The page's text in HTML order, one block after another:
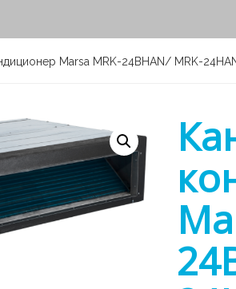
Marsa MRK-24BHAN/ MRK-